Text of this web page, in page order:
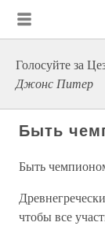
Голосуйте за
Джонс Питер
Быть
Быть
чтобы все